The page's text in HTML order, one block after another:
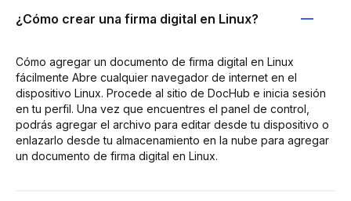
¿Cómo crear una firma digital en Linux?
Cómo agregar un documento de firma digital en Linux
fácilmente Abre cualquier navegador de internet en el
dispositivo Linux. Procede al sitio de DocHub e inicia sesión
en tu perfil. Una vez que encuentres el panel de control,
podrás agregar el archivo para editar desde tu dispositivo o
enlazarlo desde tu almacenamiento en la nube para agregar
un documento de firma digital en Linux.